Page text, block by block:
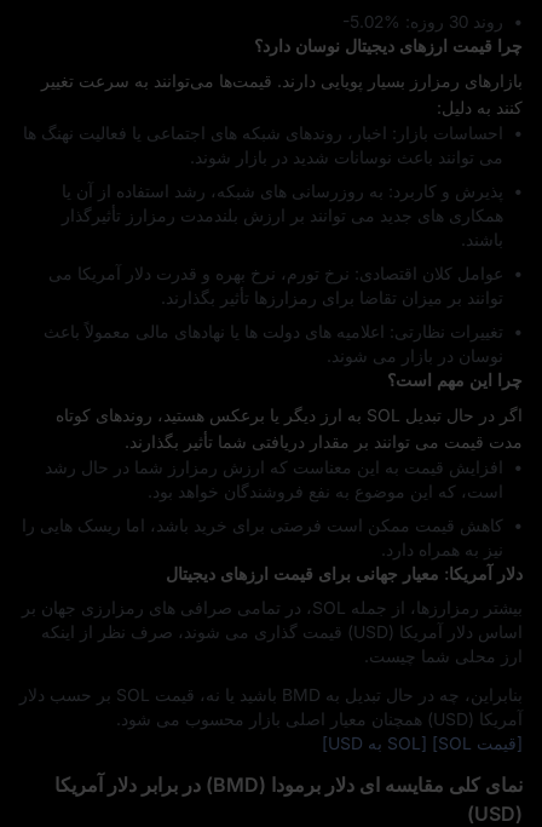
روند 30 روزه: ‎-5.02%
چرا قیمت ارزهای دیجیتال نوسان دارد؟
بازارهای رمزارز بسیار پویایی دارند. قیمت‌ها می‌توانند به سرعت تغییر
کنند به دلیل:
احساسات بازار: اخبار، روندهای شبکه‌ های اجتماعی یا فعالیت نهنگ‌ ها
می‌ توانند باعث نوسانات شدید در بازار شوند.
پذیرش و کاربرد: به‌ روزرسانی‌ های شبکه، رشد استفاده از آن یا
همکاری‌ های جدید می‌ توانند بر ارزش بلندمدت رمزارز تأثیرگذار
باشند.
عوامل کلان اقتصادی: نرخ تورم، نرخ بهره و قدرت دلار آمریکا می‌
توانند بر میزان تقاضا برای رمزارزها تأثیر بگذارند.
تغییرات نظارتی: اعلامیه‌ های دولت‌ ها یا نهادهای مالی معمولاً باعث
نوسان در بازار می‌ شوند.
چرا این مهم است؟
اگر در حال تبدیل SOL به ارز دیگر یا برعکس هستید، روندهای کوتاه‌
مدت قیمت می‌ توانند بر مقدار دریافتی شما تأثیر بگذارند.
افزایش قیمت به این معناست که ارزش رمزارز شما در حال رشد
است، که این موضوع به نفع فروشندگان خواهد بود.
کاهش قیمت ممکن است فرصتی برای خرید باشد، اما ریسک‌ هایی را
نیز به همراه دارد.
دلار آمریکا: معیار جهانی برای قیمت ارزهای دیجیتال
بیشتر رمزارزها، از جمله SOL، در تمامی صرافی‌ های رمزارزی جهان بر
اساس دلار آمریکا (USD) قیمت‌ گذاری می‌ شوند، صرف‌ نظر از اینکه
ارز محلی شما چیست.
بنابراین، چه در حال تبدیل به BMD باشید یا نه، قیمت SOL بر حسب دلار
آمریکا (USD) همچنان معیار اصلی بازار محسوب می‌ شود.
[قیمت SOL]
[SOL به USD]
نمای کلی مقایسه‌ ای دلار برمودا (BMD) در برابر دلار آمریکا
(USD)